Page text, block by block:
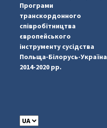
Програми
транскордонного
співробітництва
європейського
інструменту сусідства
Польща-Білорусь-Україна
2014-2020 рр.
C